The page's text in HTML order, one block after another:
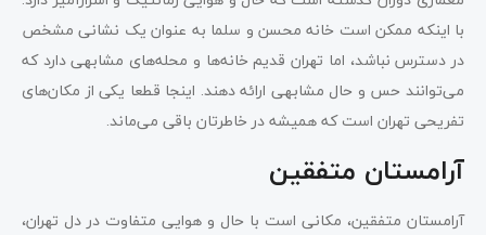
با اینکه ممکن است خانه محسن و سلما به عنوان یک نشانی مشخص
در دسترس نباشد، اما تهران قدیم خانه‌ها و محله‌های مشابهی دارد که
می‌توانند حس و حال مشابهی ارائه دهند. اینجا قطعا یکی از مکان‌های
تفریحی تهران است که همیشه در خاطرتان باقی می‌ماند.
آرامستان متفقین
آرامستان متفقین، مکانی است با حال و هوایی متفاوت در دل تهران،